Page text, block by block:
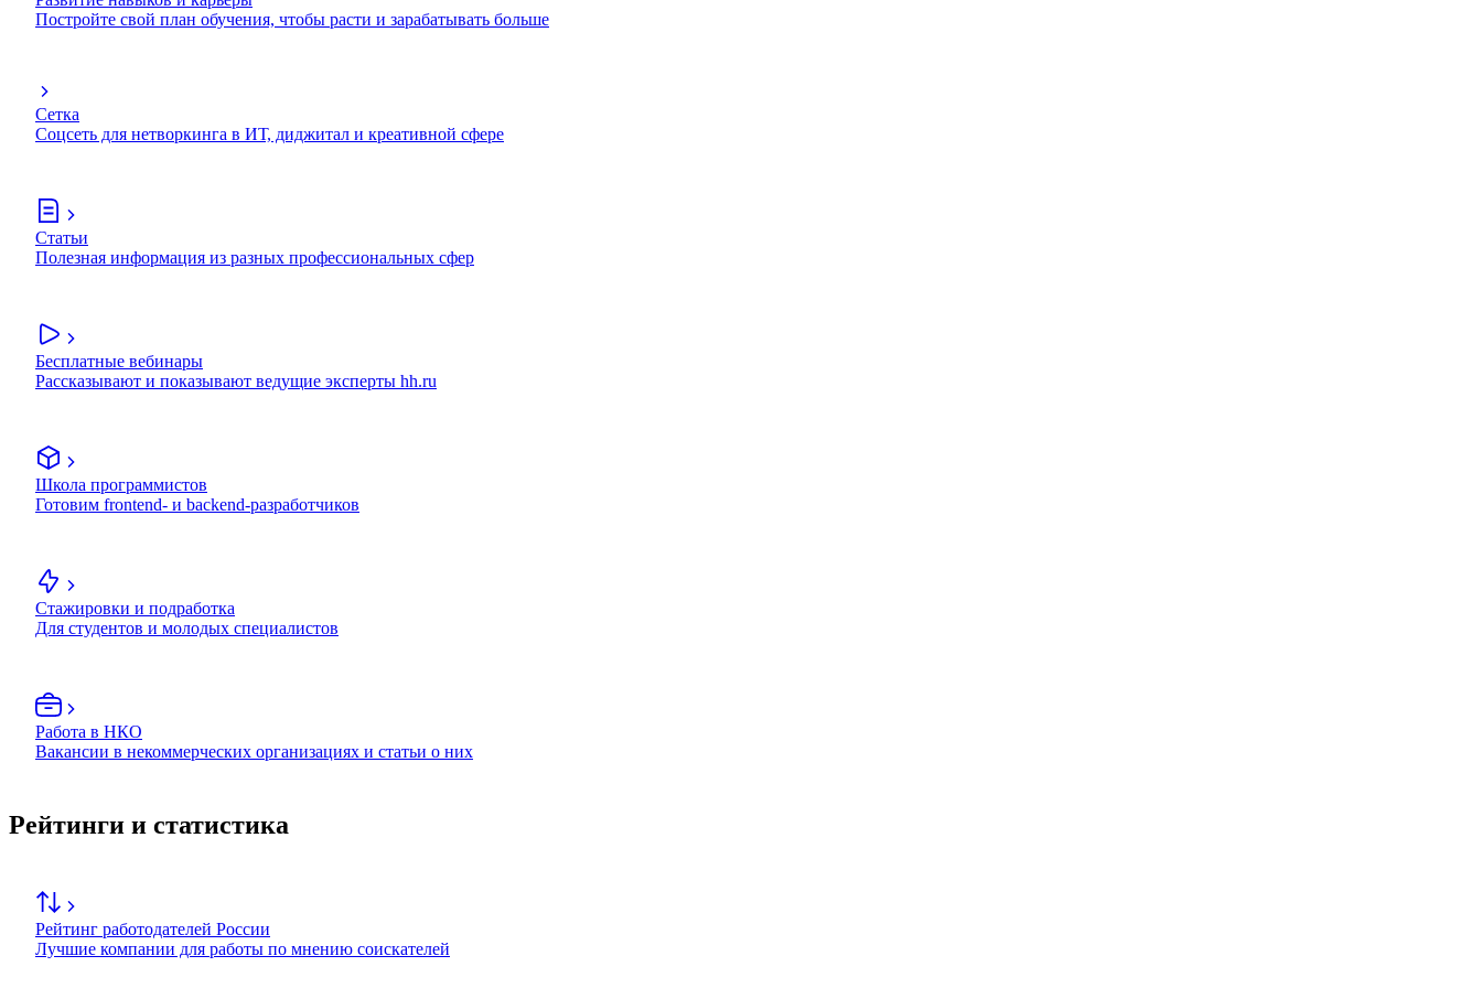
Постройте свой план обучения, чтобы расти и зарабатывать больше
Сетка
Соцсеть для нетворкинга в ИТ, диджитал и креативной сфере
Статьи
Полезная информация из разных профессиональных сфер
Бесплатные вебинары
Рассказывают и показывают ведущие эксперты hh.ru
Школа программистов
Готовим frontend- и backend-разработчиков
Стажировки и подработка
Для студентов и молодых специалистов
Работа в НКО
Вакансии в некоммерческих организациях и статьи о них
Рейтинги и статистика
Рейтинг работодателей России
Лучшие компании для работы по мнению соискателей